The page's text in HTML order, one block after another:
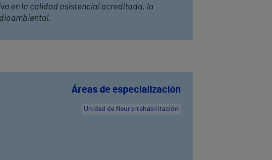
en la calidad asistencial acreditada, la
Áreas de especialización
Unidad de Neurorrehabilitación